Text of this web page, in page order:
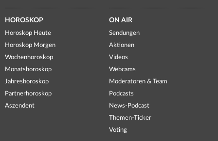
HOROSKOP
Horoskop Heute
Horoskop Morgen
Wochenhoroskop
Monatshoroskop
Jahreshoroskop
Partnerhoroskop
Aszendent
ON AIR
Sendungen
Aktionen
Videos
Webcams
Moderatoren & Team
Podcasts
News-Podcast
Themen-Ticker
Voting